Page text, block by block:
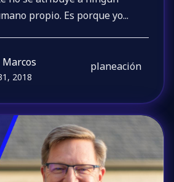
propio. Es porque yo...
2018
planeación